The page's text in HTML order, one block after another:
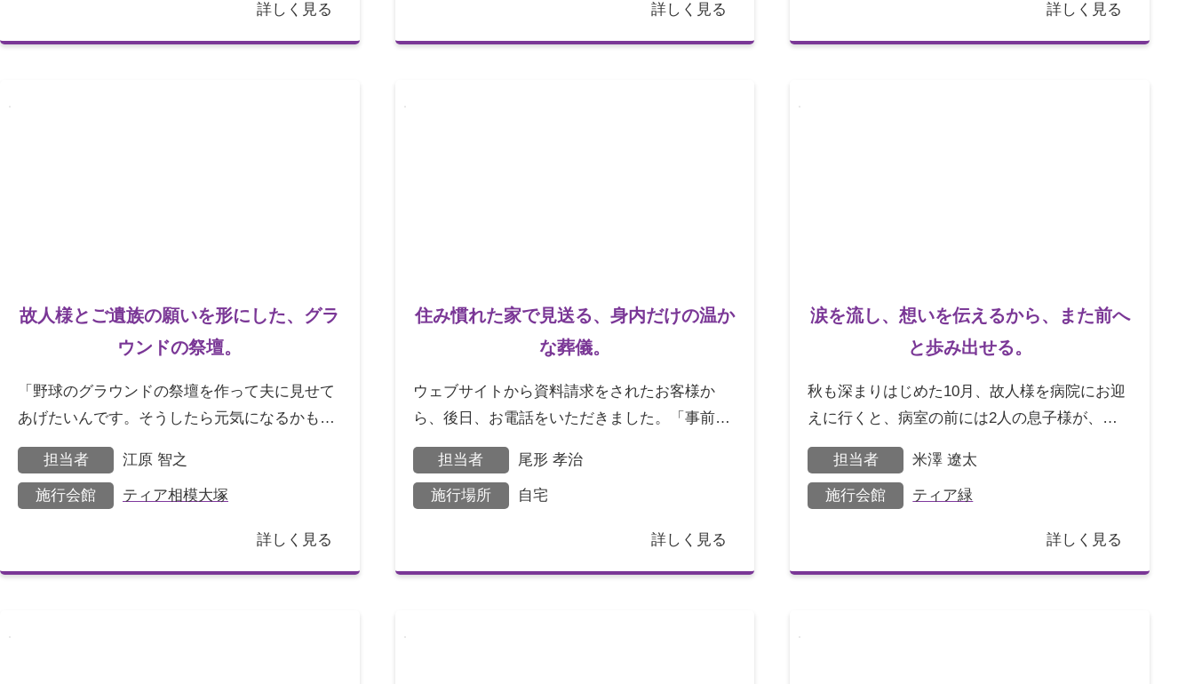
詳しく見る 詳しく見る 詳しく見る
詳しく見る
故人様とご遺族の願いを形にした、グラ
ウンドの祭壇。
「野球のグラウンドの祭壇を作って夫に見せて
あげたいんです。そうしたら元気になるかもし
れない」。このような依頼を受け、私は少し躊
躇しました。同時に
担当者 江原 智之
施行会館 ティア相模大塚
詳しく見る
住み慣れた家で見送る、身内だけの温か
な葬儀。
ウェブサイトから資料請求をされたお客様か
ら、後日、お電話をいただきました。「事前に
相談したいから、うちに来てくれないか？」。
私は、お急ぎなのかも
担当者 尾形 孝治
施行場所 自宅
詳しく見る
涙を流し、想いを伝えるから、また前へ
と歩み出せる。
秋も深まりはじめた10月、故人様を病院にお迎
えに行くと、病室の前には2人の息子様が、言
葉なく立ち尽くしていらっしゃいました。故人
である奥様は45
担当者 米澤 遼太
施行会館 ティア緑